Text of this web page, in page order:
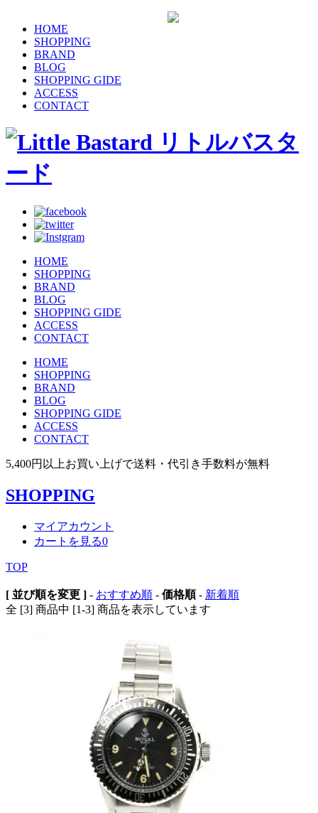
HOME
SHOPPING
BRAND
BLOG
SHOPPING GIDE
ACCESS
CONTACT
HOME
SHOPPING
BRAND
BLOG
SHOPPING GIDE
ACCESS
CONTACT
HOME
SHOPPING
BRAND
BLOG
SHOPPING GIDE
ACCESS
CONTACT
5,400円以上お買い上げで送料・代引き手数料が無料
SHOPPING
マイアカウント
カートを見る0
TOP
[ 並び順を変更 ] - おすすめ順 - 価格順- 新着順
全 [3] 商品中 [1-3] 商品を表示しています